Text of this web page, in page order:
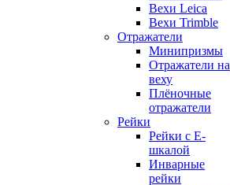
Вехи Leica
Вехи Trimble
Отражатели
Минипризмы
Отражатели на
веху
Плёночные
отражатели
Рейки
Рейки с E-
шкалой
Инварные
рейки